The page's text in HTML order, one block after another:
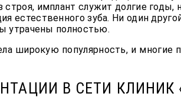
имплант служит долгие годы,
естественного зуба. Ни один
утрачены полностью.
широкую популярность, и
В СЕТИ КЛИНИК